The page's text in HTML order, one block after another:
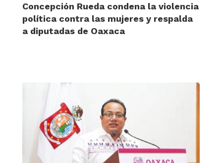
Concepción Rueda condena la violencia
política contra las mujeres y respalda
a diputadas de Oaxaca